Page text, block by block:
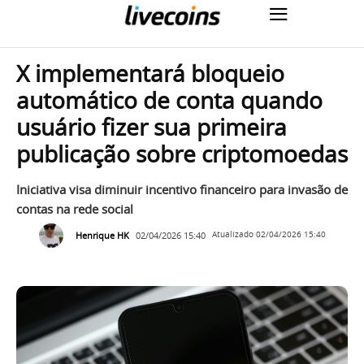
X implementará bloqueio
automático de conta quando
usuário fizer sua primeira
publicação sobre criptomoedas
Iniciativa visa diminuir incentivo financeiro para invasão de
contas na rede social
Henrique HK 02/04/2026 15:40 Atualizado 02/04/2026 15:40